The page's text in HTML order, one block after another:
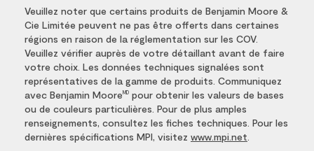
Veuillez noter que certains produits de Benjamin Moore &
Cie Limitée peuvent ne pas être offerts dans certaines
régions en raison de la réglementation sur les COV.
Veuillez vérifier auprès de votre détaillant avant de faire
votre choix. Les données techniques signalées sont
représentatives de la gamme de produits. Communiquez
avec Benjamin Moore MD pour obtenir les valeurs de bases
ou de couleurs particulières. Pour de plus amples
renseignements, consultez les fiches techniques. Pour les
dernières spécifications MPI, visitez www.mpi.net